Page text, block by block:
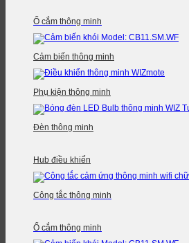
Ổ cắm thông minh
Cảm biến thông minh
Phụ kiện thông minh
Đèn thông minh
Hub điều khiển
Công tắc thông minh
Ổ cắm thông minh